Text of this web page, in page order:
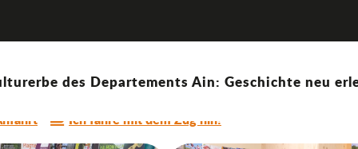
des Departements Ain: Geschichte neu
- St-Sorlin/ Lagnieu
Ich fahre mit dem Zug hin!